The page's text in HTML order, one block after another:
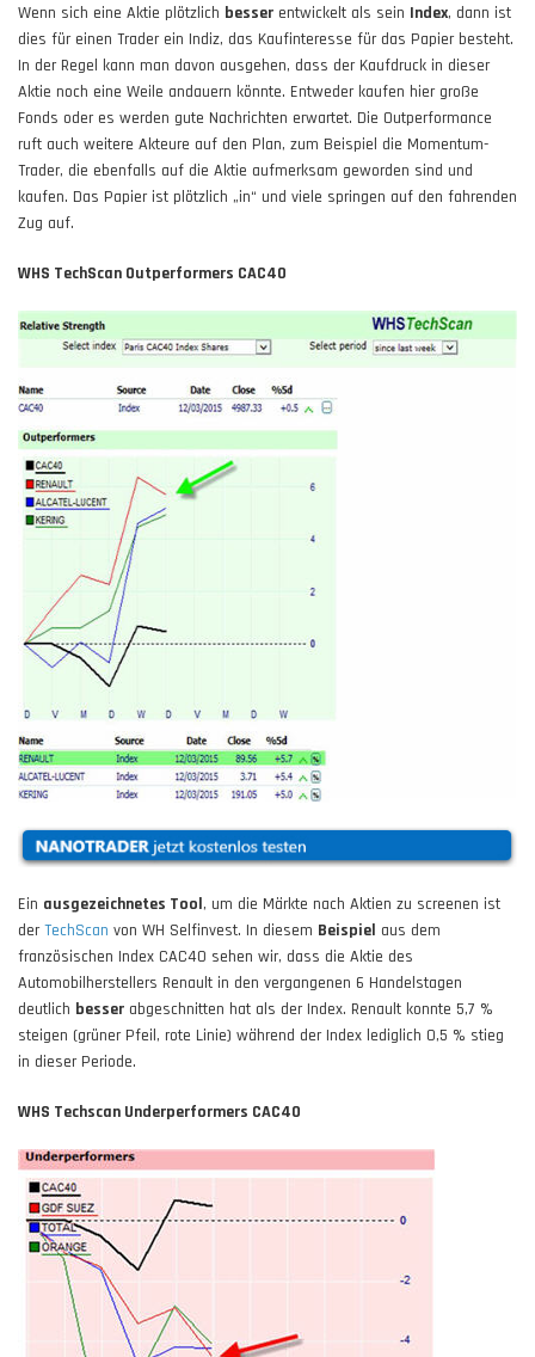
Wenn sich eine Aktie plötzlich besser entwickelt als sein Index, dann ist
dies für einen Trader ein Indiz, das Kaufinteresse für das Papier besteht.
In der Regel kann man davon ausgehen, dass der Kaufdruck in dieser
Aktie noch eine Weile andauern könnte. Entweder kaufen hier große
Fonds oder es werden gute Nachrichten erwartet. Die Outperformance
ruft auch weitere Akteure auf den Plan, zum Beispiel die Momentum-
Trader, die ebenfalls auf die Aktie aufmerksam geworden sind und
kaufen. Das Papier ist plötzlich „in“ und viele springen auf den fahrenden
Zug auf.
WHS TechScan Outperformers CAC40
Ein ausgezeichnetes Tool, um die Märkte nach Aktien zu screenen ist
derTechScan von WH Selfinvest. In diesem Beispiel aus dem
französischen Index CAC40 sehen wir, dass die Aktie des
Automobilherstellers Renault in den vergangenen 6 Handelstagen
deutlich besser abgeschnitten hat als der Index. Renault konnte 5,7 %
steigen (grüner Pfeil, rote Linie) während der Index lediglich 0,5 % stieg
in dieser Periode.
WHS Techscan Underperformers CAC40